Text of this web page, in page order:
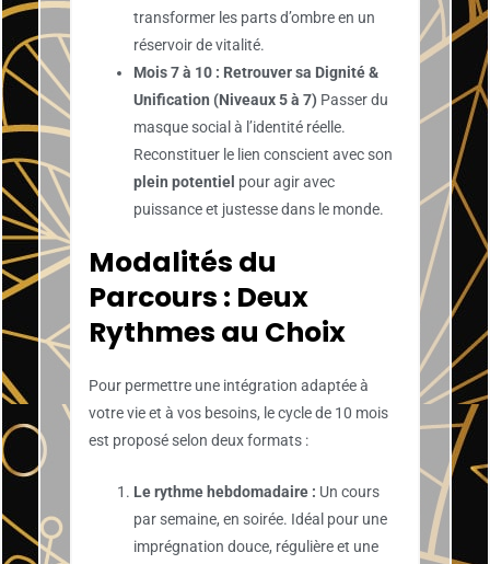
transformer les parts d’ombre en un
réservoir de vitalité.
Mois 7 à 10 : Retrouver sa Dignité &
Unification (Niveaux 5 à 7) Passer du
masque social à l’identité réelle.
Reconstituer le lien conscient avec son
plein potentiel pour agir avec
puissance et justesse dans le monde.
Modalités du
Parcours : Deux
Rythmes au Choix
Pour permettre une intégration adaptée à
votre vie et à vos besoins, le cycle de 10 mois
est proposé selon deux formats :
Le rythme hebdomadaire : Un cours
par semaine, en soirée. Idéal pour une
imprégnation douce, régulière et une